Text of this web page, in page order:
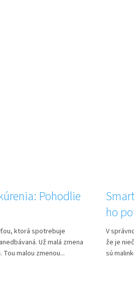
Pohodlie
ktorá spotrebuje
Už malá zmena
malou zmenou...
ho
V
že je
sú